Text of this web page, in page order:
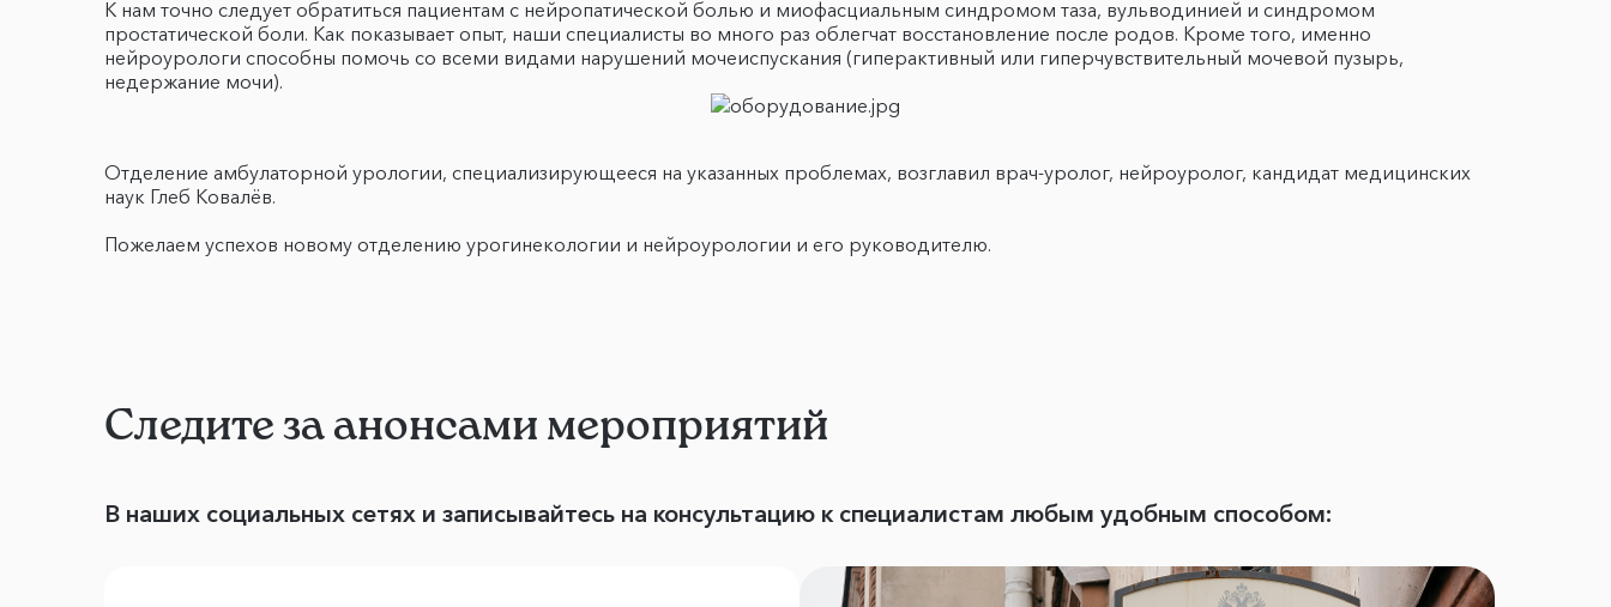
К нам точно следует обратиться пациентам с нейропатической болью и миофасциальным синдромом таза, вульводинией и синдромом
простатической боли. Как показывает опыт, наши специалисты во много раз облегчат восстановление после родов. Кроме того, именно
нейроурологи способны помочь со всеми видами нарушений мочеиспускания (гиперактивный или гиперчувствительный мочевой пузырь,
недержание мочи).
Отделение амбулаторной урологии, специализирующееся на указанных проблемах, возглавил врач-уролог, нейроуролог, кандидат медицинских
наук Глеб Ковалёв.
Пожелаем успехов новому отделению урогинекологии и нейроурологии и его руководителю.
Следите за анонсами мероприятий
В наших социальных сетях и записывайтесь на консультацию к специалистам любым удобным способом: